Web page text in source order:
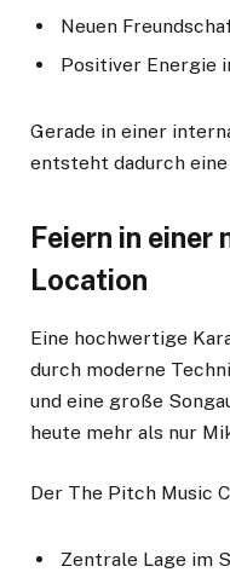
Neuen
Positiver Energie
Gerade in einer
entsteht dadurch
Feiern in einer
Location
Eine hochwertige
durch moderne
und eine große
heute mehr als nur
Der The Pitch Music
Zentrale Lage im